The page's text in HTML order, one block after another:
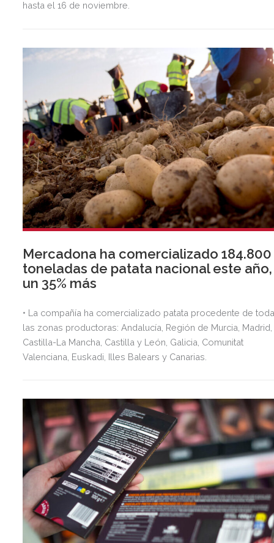
hasta el 16 de noviembre.
Mercadona ha comercializado 184.800
toneladas de patata nacional este año,
un 35% más
• La compañía ha comercializado patata procedente de
las zonas productoras: Andalucía, Región de Murcia, Madrid,
Castilla-La Mancha, Castilla y León, Galicia, Comunitat
Valenciana, Euskadi, Illes Balears y Canarias.